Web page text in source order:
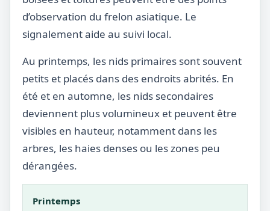
d’observation du frelon asiatique. Le
signalement aide au suivi local.
Au printemps, les nids primaires sont souvent
petits et placés dans des endroits abrités. En
été et en automne, les nids secondaires
deviennent plus volumineux et peuvent être
visibles en hauteur, notamment dans les
arbres, les haies denses ou les zones peu
dérangées.
Printemps